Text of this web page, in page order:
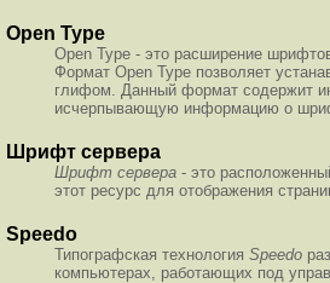
Open Type
Open Type - это расширение
Формат Open Type позволяет
глифом. Данный формат содержит
исчерпывающую информацию о
Шрифт сервера
Шрифт сервера - это
этот ресурс для отображения
Speedo
Типографская технология Speedo
компьютерах, работающих под